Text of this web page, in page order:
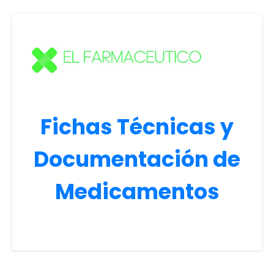
Fichas Técnicas y
Documentación de
Medicamentos